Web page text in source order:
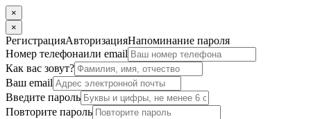
×
×
РегистрацияАвторизацияНапоминание пароля
Номер телефонаили email
Как вас зовут?
Ваш email
Введите пароль
Повторите пароль